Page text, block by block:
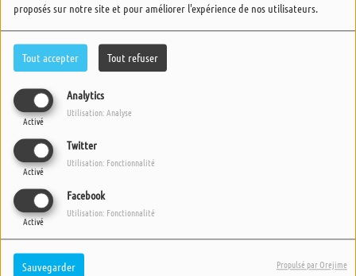
proposés sur notre site et pour améliorer l'expérience de nos utilisateurs.
Tout accepter Tout refuser
Analytics
Activé
Utilisation: Analyse
Twitter
Activé
Utilisation: Fonctionnalité
Facebook
Activé
Utilisation: Fonctionnalité
Sauvegarder Propulsé par Orejime